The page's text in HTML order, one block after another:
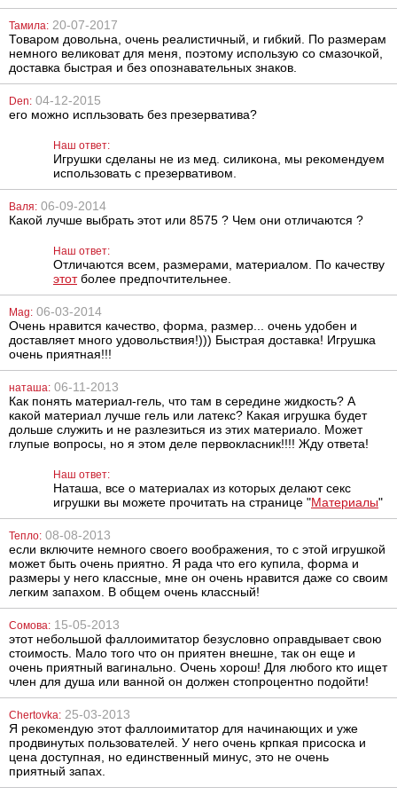
1590
Jewel Red Plug
Лубрикант на
водной основе
Eros Aqua, 50 мл
наружного и
применения
Линкомистин
мирамистина) в
спрее, 250 мл
Наручники
Scappa
Премиум на
мягкой основе
Металлическая
анальная
пробка Slash, L
Анальная
пробка Fun
Factory Bootie
Small, 8 см
799 грн
местного
применения
Линкомистин
(0,1% водный
раствор
мирамистина) в
295 грн
Тамила: 20-07-2017
Товаром довольна, очень реалистичный, и гибкий. По размерам
немного великоват для меня, поэтому использую со смазочкой,
доставка быстрая и без опознавательных знаков.
Den: 04-12-2015
его можно испльзовать без презерватива?
Наш ответ:
Игрушки сделаны не из мед. силикона, мы рекомендуем
использовать с презервативом.
Валя: 06-09-2014
Какой лучше выбрать этот или 8575 ? Чем они отличаются ?
Наш ответ:
Отличаются всем, размерами, материалом. По качеству
этотболее предпочтительнее.
Mag: 06-03-2014
Очень нравится качество, форма, размер... очень удобен и
доставляет много удовольствия!))) Быстрая доставка! Игрушка
очень приятная!!!
наташа: 06-11-2013
Как понять материал-гель, что там в середине жидкость? А
какой материал лучше гель или латекс? Какая игрушка будет
дольше служить и не разлезиться из этих материало. Может
глупые вопросы, но я этом деле первокласник!!!! Жду ответа!
Наш ответ:
Наташа, все о материалах из которых делают секс
игрушки вы можете прочитать на странице "Материалы"
Тепло: 08-08-2013
если включите немного своего воображения, то с этой игрушкой
может быть очень приятно. Я рада что его купила, форма и
размеры у него классные, мне он очень нравится даже со своим
легким запахом. В общем очень классный!
Сомова: 15-05-2013
этот небольшой фаллоимитатор безусловно оправдывает свою
стоимость. Мало того что он приятен внешне, так он еще и
очень приятный вагинально. Очень хорош! Для любого кто ищет
член для душа или ванной он должен стопроцентно подойти!
Chertovka: 25-03-2013
Я рекомендую этот фаллоимитатор для начинающих и уже
продвинутых пользователей. У него очень крпкая присоска и
цена доступная, но единственный минус, это не очень
приятный запах.